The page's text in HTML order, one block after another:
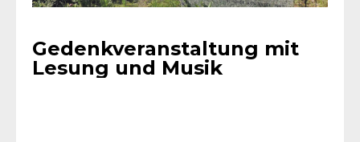
Gedenkveranstaltung mit
Lesung und Musik